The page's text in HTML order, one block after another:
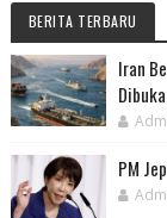
BERITA TERBARU
Iran
PM